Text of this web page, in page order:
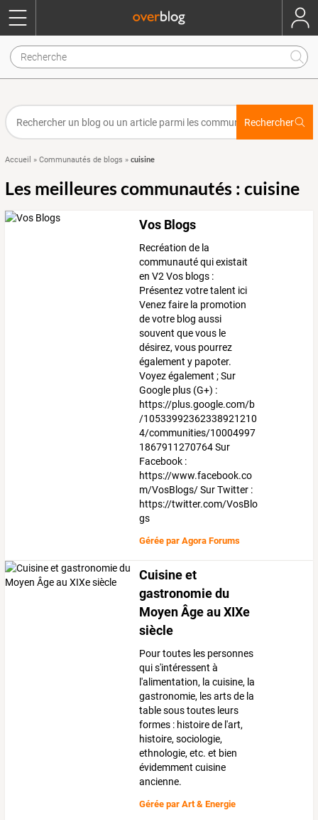
Rechercher
Accueil » Communautés de blogs » cuisine
Les meilleures communautés : cuisine
Vos Blogs
Recréation de la
communauté qui existait
en V2 Vos blogs :
Présentez votre talent ici
Venez faire la promotion
de votre blog aussi
souvent que vous le
désirez, vous pourrez
également y papoter.
Voyez également ; Sur
Google plus (G+) :
https://plus.google.com/b
/10533992362338921210
4/communities/10004997
1867911270764 Sur
Facebook :
https://www.facebook.co
m/VosBlogs/ Sur Twitter :
https://twitter.com/VosBlo
gs
Gérée parAgora Forums
Cuisine et
gastronomie du
Moyen Âge au XIXe
siècle
Pour toutes les personnes
qui s'intéressent à
l'alimentation, la cuisine, la
gastronomie, les arts de la
table sous toutes leurs
formes : histoire de l'art,
histoire, sociologie,
ethnologie, etc. et bien
évidemment cuisine
ancienne.
Gérée parArt & Energie